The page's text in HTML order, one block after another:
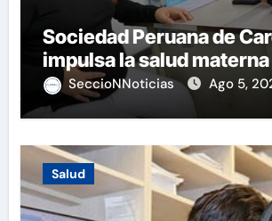
Sociedad Peruana de
impulsa la salud materna
SeccioNNoticias Ago 5,
Salud